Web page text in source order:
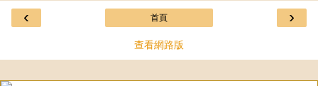
‹ ›
首頁
查看網路版